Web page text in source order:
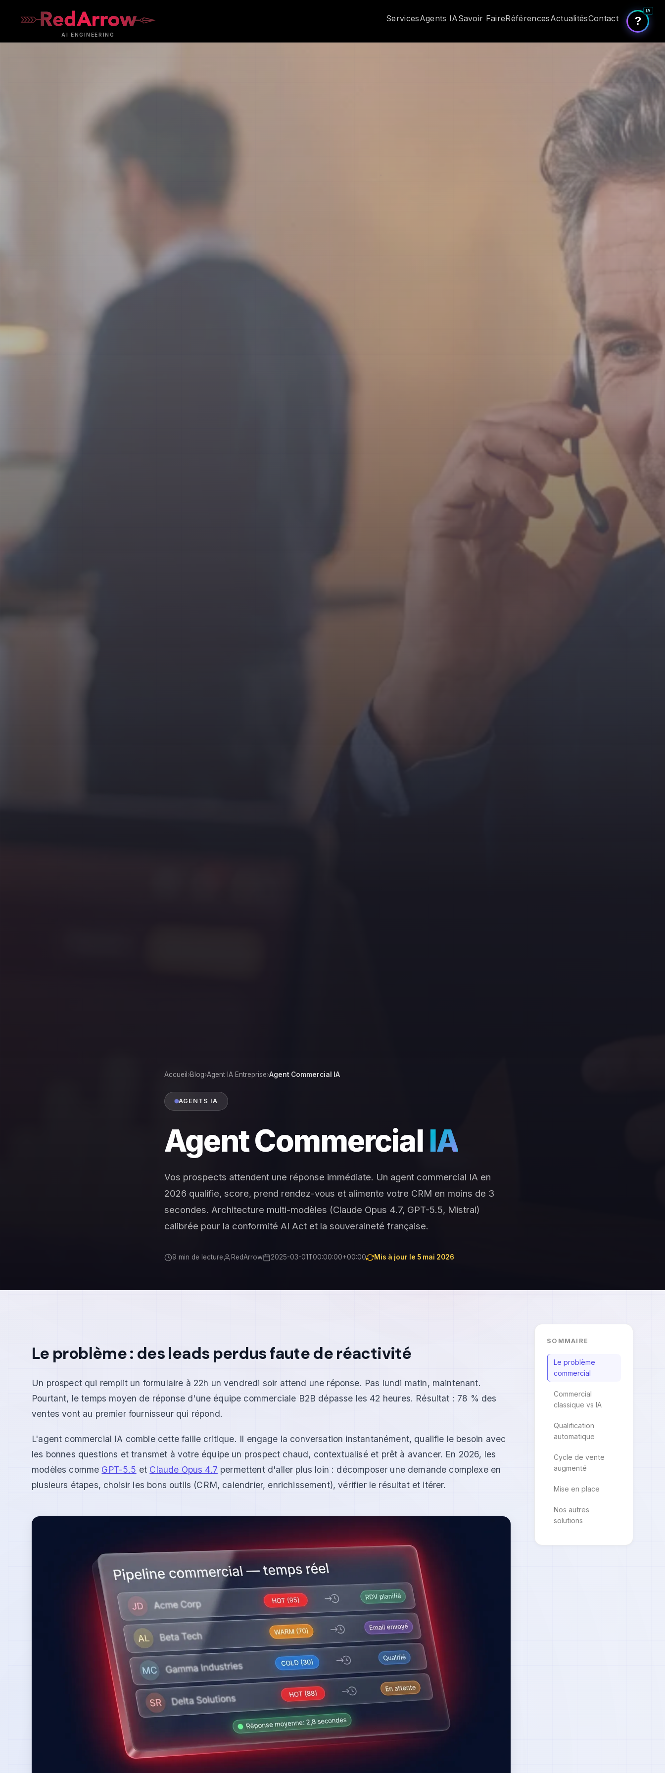
AI ENGINEERING
ServicesAgents IASavoir FaireRéférencesActualitésContact ?
IA
Accueil ›Blog›Agent IA Entreprise›Agent Commercial IA
AGENTS IA
Agent Commercial IA
Vos prospects attendent une réponse immédiate. Un agent commercial IA en
2026 qualifie, score, prend rendez-vous et alimente votre CRM en moins de 3
secondes. Architecture multi-modèles (Claude Opus 4.7, GPT-5.5, Mistral)
calibrée pour la conformité AI Act et la souveraineté française.
9 min de lecture RedArrow 2025-03-01T00:00:00+00:00 Mis à jour le 5 mai 2026
Le problème : des leads perdus faute de réactivité
Un prospect qui remplit un formulaire à 22h un vendredi soir attend une réponse. Pas lundi matin, maintenant.
Pourtant, le temps moyen de réponse d'une équipe commerciale B2B dépasse les 42 heures. Résultat : 78 % des
ventes vont au premier fournisseur qui répond.
L'agent commercial IA comble cette faille critique. Il engage la conversation instantanément, qualifie le besoin avec
les bonnes questions et transmet à votre équipe un prospect chaud, contextualisé et prêt à avancer. En 2026, les
modèles comme GPT-5.5 et Claude Opus 4.7 permettent d'aller plus loin : décomposer une demande complexe en
plusieurs étapes, choisir les bons outils (CRM, calendrier, enrichissement), vérifier le résultat et itérer.
SOMMAIRE
Le problème
commercial
Commercial
classique vs IA
Qualification
automatique
Cycle de vente
augmenté
Mise en place
Nos autres
solutions